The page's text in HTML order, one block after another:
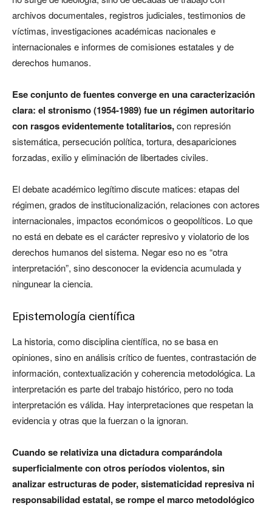
archivos documentales, registros judiciales, testimonios de
víctimas, investigaciones académicas nacionales e
internacionales e informes de comisiones estatales y de
derechos humanos.
Ese conjunto de fuentes converge en una caracterización
clara: el stronismo (1954-1989) fue un régimen autoritario
con rasgos evidentemente totalitarios,con represión
sistemática, persecución política, tortura, desapariciones
forzadas, exilio y eliminación de libertades civiles.
El debate académico legítimo discute matices: etapas del
régimen, grados de institucionalización, relaciones con actores
internacionales, impactos económicos o geopolíticos. Lo que
no está en debate es el carácter represivo y violatorio de los
derechos humanos del sistema. Negar eso no es “otra
interpretación”, sino desconocer la evidencia acumulada y
ningunear la ciencia.
Epistemología científica
La historia, como disciplina científica, no se basa en
opiniones, sino en análisis crítico de fuentes, contrastación de
información, contextualización y coherencia metodológica. La
interpretación es parte del trabajo histórico, pero no toda
interpretación es válida. Hay interpretaciones que respetan la
evidencia y otras que la fuerzan o la ignoran.
Cuando se relativiza una dictadura comparándola
superficialmente con otros períodos violentos, sin
analizar estructuras de poder, sistematicidad represiva ni
responsabilidad estatal, se rompe el marco metodológico